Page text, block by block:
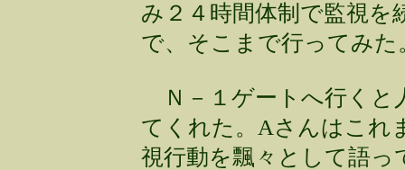
み２４時間体制で監視
で、そこまで行ってみた
Ｎ－１ゲートへ行くと
てくれた。Aさんはこれ
視行動を飄々として語っ